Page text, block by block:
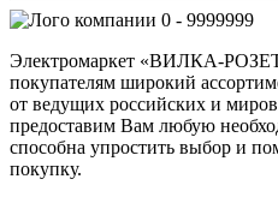
0 - 9999999
Электромаркет «ВИЛКА-
покупателям широкий
от ведущих российских и
предоставим Вам любую
способна упростить выбор и
покупку.